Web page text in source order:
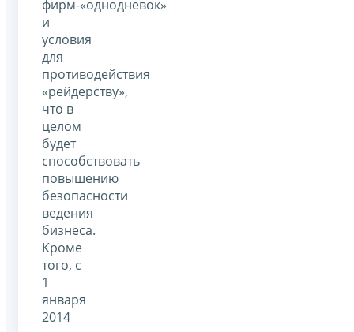
фирм-«однодневок»
и
условия
для
противодействия
«рейдерству»,
что в
целом
будет
способствовать
повышению
безопасности
ведения
бизнеса.
Кроме
того, с
1
января
2014